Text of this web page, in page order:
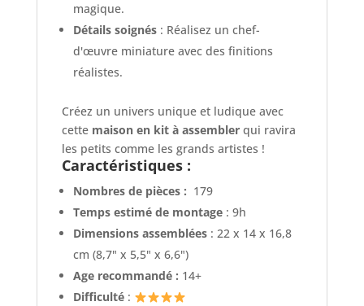
magique.
Détails soignés: Réalisez un chef-
d'œuvre miniature avec des finitions
réalistes.
Créez un univers unique et ludique avec
cette maison en kit à assemblerqui ravira
les petits comme les grands artistes !
Caractéristiques :
Nombres de pièces : 179
Temps estimé de montage: 9h
Dimensions assemblées: 22 x 14 x 16,8
cm (8,7" x 5,5" x 6,6")
Age recommandé : 14+
Difficulté: